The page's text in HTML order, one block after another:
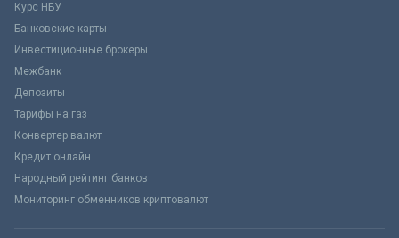
Курс НБУ
Банковские карты
Инвестиционные брокеры
Межбанк
Депозиты
Тарифы на газ
Конвертер валют
Кредит онлайн
Народный рейтинг банков
Мониторинг обменников криптовалют